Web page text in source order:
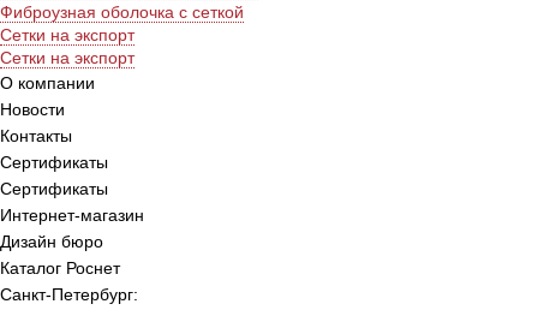
Фиброузная оболочка с сеткой
Сетки на экспорт
Сетки на экспорт
О компании
Новости
Контакты
Сертификаты
Сертификаты
Интернет-магазин
Дизайн бюро
Каталог Роснет
Санкт-Петербург: